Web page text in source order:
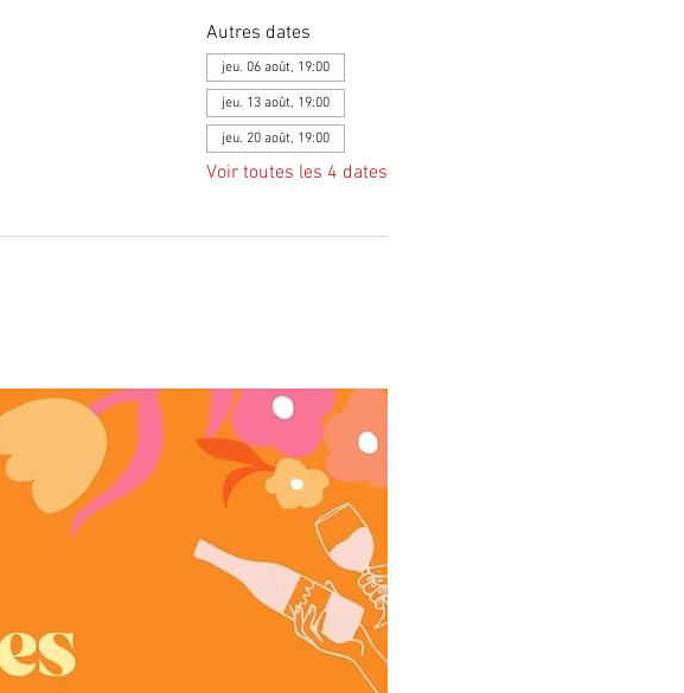
Autres dates
jeu. 06 août, 19:00
jeu. 13 août, 19:00
jeu. 20 août, 19:00
Voir toutes les 4 dates